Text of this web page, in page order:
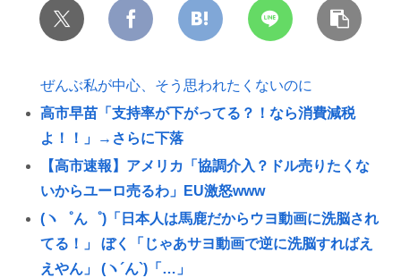
ぜんぶ私が中心、そう思われたくないのに
高市早苗「支持率が下がってる？！なら消費減税
よ！！」→さらに下落
【高市速報】アメリカ「協調介入？ドル売りたくな
いからユーロ売るわ」EU激怒www
(ヽ゜ん゜)「日本人は馬鹿だからウヨ動画に洗脳され
てる！」 ぼく「じゃあサヨ動画で逆に洗脳すればえ
えやん」 (ヽ´ん`)「…」